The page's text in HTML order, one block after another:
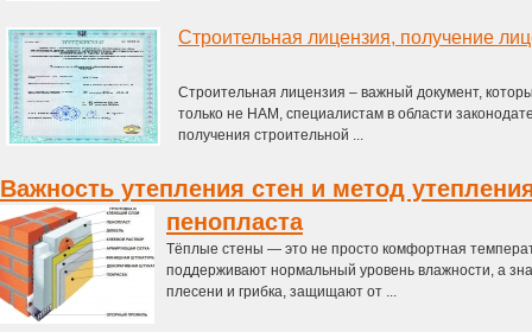
Строительная лицензия, получение
Строительная лицензия – важный документ,
только не НАМ, специалистам в области
получения строительной ...
Важность утепления стен и метод
пенопласта
Тёплые стены — это не просто комфортная
поддерживают нормальный уровень влажности, а
плесени и грибка, защищают от ...